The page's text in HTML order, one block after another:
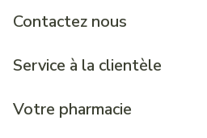
Contactez nous
Service à la clientèle
Votre pharmacie